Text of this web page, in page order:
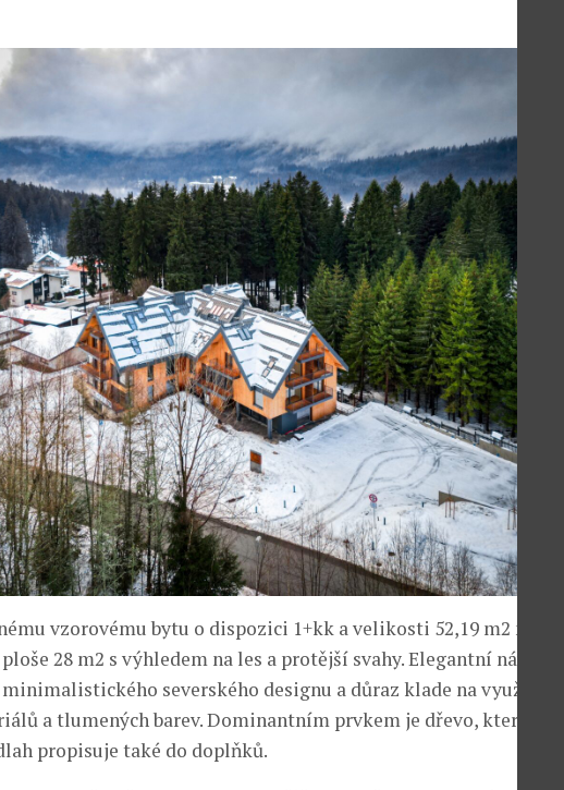
vzorovému bytu o dispozici 1+kk a velikosti 52,19 m2 náleží
28 m2 s výhledem na les a protější svahy. Elegantní návrh
severského designu a důraz klade na využití
a tlumených barev. Dominantním prvkem je dřevo, které se
propisuje také do doplňků.